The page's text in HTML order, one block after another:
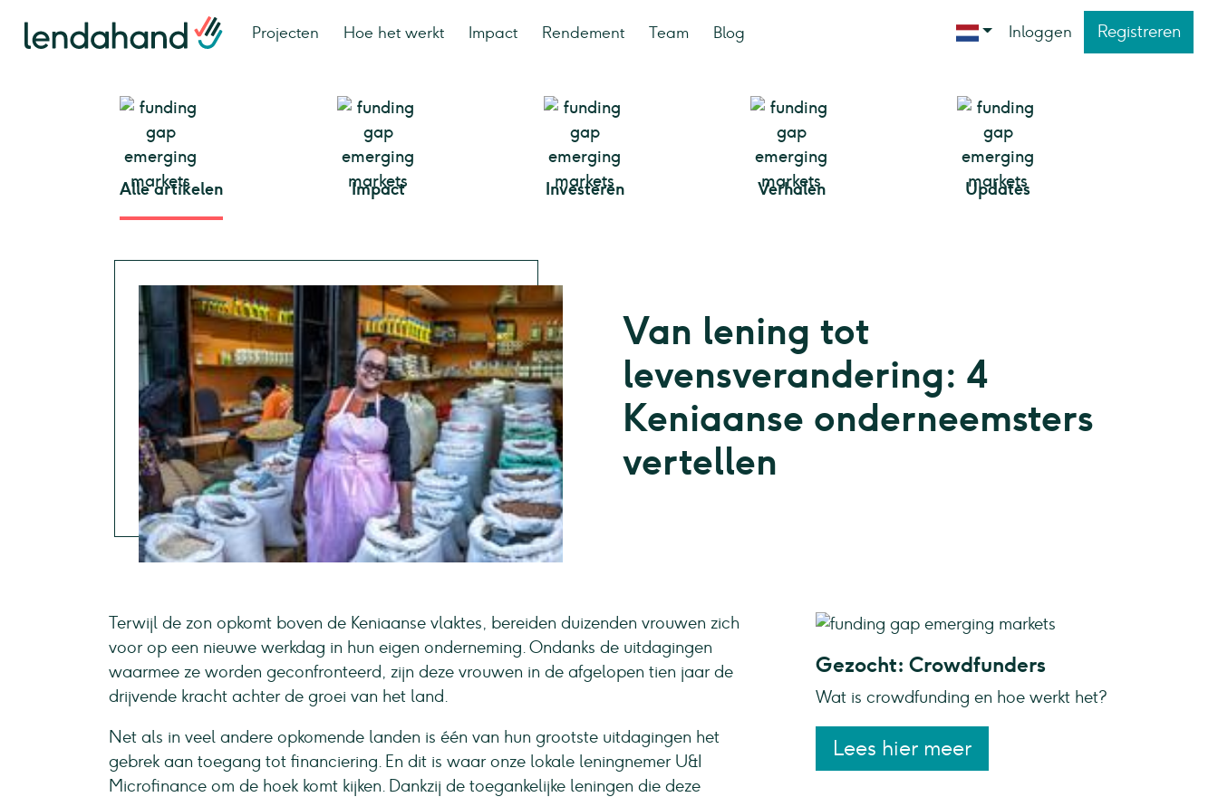
Projecten Hoe het werkt Impact Rendement Team Blog Inloggen Registreren
Alle artikelen Impact Investeren Verhalen Updates
Van lening tot
levensverandering: 4
Keniaanse onderneemsters
vertellen
Terwijl de zon opkomt boven de Keniaanse vlaktes, bereiden duizenden vrouwen zich
voor op een nieuwe werkdag in hun eigen onderneming. Ondanks de uitdagingen
waarmee ze worden geconfronteerd, zijn deze vrouwen in de afgelopen tien jaar de
drijvende kracht achter de groei van het land.
Net als in veel andere opkomende landen is één van hun grootste uitdagingen het
gebrek aan toegang tot financiering. En dit is waar onze lokale leningnemer U&I
Microfinance om de hoek komt kijken. Dankzij de toegankelijke leningen die deze
Gezocht: Crowdfunders
Wat is crowdfunding en hoe werkt het?
Lees hier meer